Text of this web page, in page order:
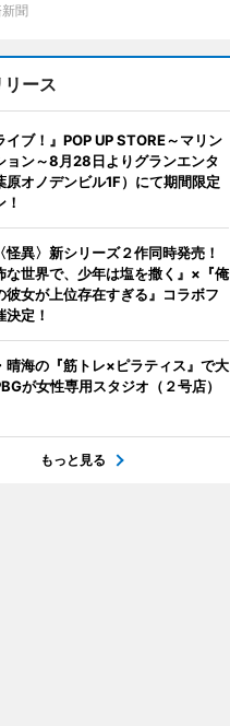
聞
ース
イブ！』POP UP STORE～マリン
ョン～8月28日よりグランエンタ
原オノデンビル1F）にて期間限定
怪異〉新シリーズ２作同時発売！
な世界で、少年は塩を撒く』×『俺
彼女が上位存在すぎる』コラボフ
決定！
晴海の『筋トレ×ピラティス』で大
が女性専用スタジオ（２号店）
もっと見る